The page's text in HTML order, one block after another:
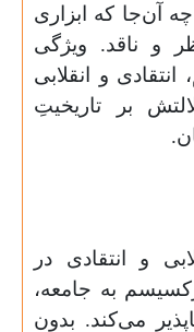
پیکریافته است؛ و 3) چه آن‌جا که ابزاری
و ناقد. ویژگی
و انقلابی
بر تاریخیتِ
و انتقادی در
به جامعه،
می‌کند. بدون